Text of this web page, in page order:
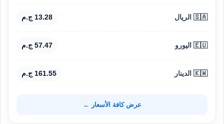
🇸🇦 الريال 13.28 ج.م
🇪🇺 اليورو 57.47 ج.م
🇰🇼 الدينار 161.55 ج.م
عرض كافة الأسعار ←